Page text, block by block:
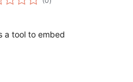
aprecieri
a tool to embed